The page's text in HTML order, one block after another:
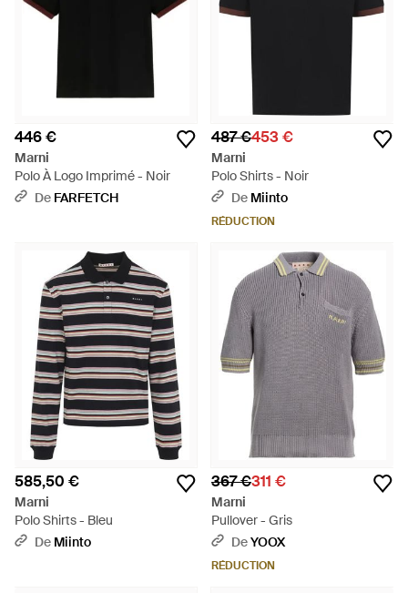
446 €
Marni
Polo À Logo Imprimé - Noir
De FARFETCH
487 €453 €
Marni
Polo Shirts - Noir
De Miinto
RÉDUCTION
585,50 €
Marni
Polo Shirts - Bleu
De Miinto
367 €311 €
Marni
Pullover - Gris
DeYOOX
RÉDUCTION